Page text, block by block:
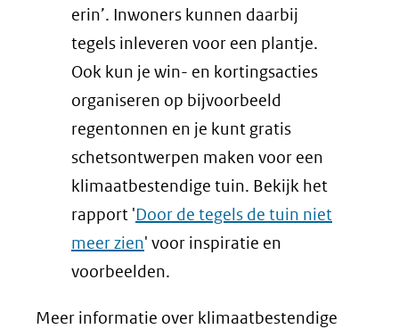
naar
een
andere
website)
(verwijst
naar
een
andere
website)
erin’. Inwoners kunnen daarbij
tegels inleveren voor een plantje.
Ook kun je win- en kortingsacties
organiseren op bijvoorbeeld
regentonnen en je kunt gratis
schetsontwerpen maken voor een
klimaatbestendige tuin. Bekijk het
rapport 'Door de tegels de tuin niet
meer zien' voor inspiratie en
voorbeelden.
Meer informatie over klimaatbestendige